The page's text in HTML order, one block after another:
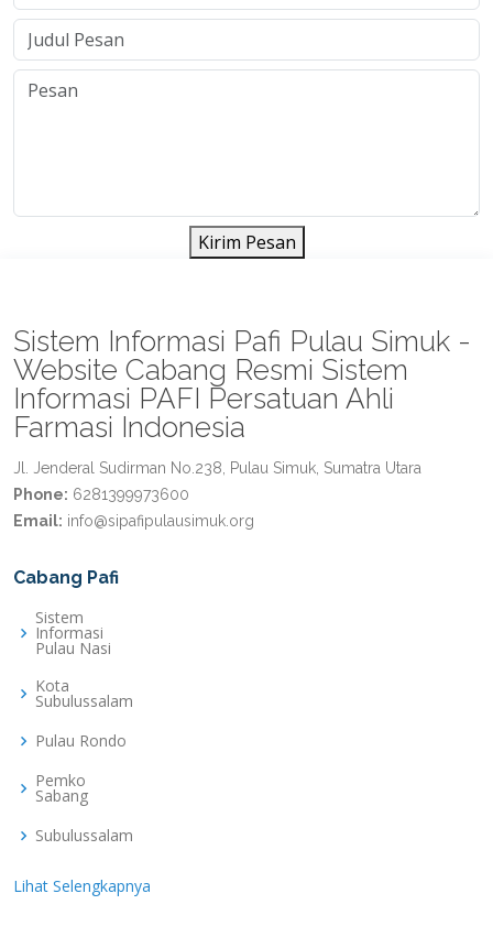
Kirim Pesan
Sistem Informasi Pafi Pulau Simuk -
Website Cabang Resmi Sistem
Informasi PAFI Persatuan Ahli
Farmasi Indonesia
Jl. Jenderal Sudirman No.238, Pulau Simuk, Sumatra Utara
Phone: 6281399973600
Email: info@sipafipulausimuk.org
Cabang Pafi
Sistem
Informasi
Pulau Nasi
Kota
Subulussalam
Pulau Rondo
Pemko
Sabang
Subulussalam
Lihat Selengkapnya